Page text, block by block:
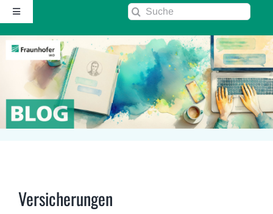
Zum
Inhalt
springen
Toggle
Navigation
Startseite
Über diesen Blog
Kontakt
RSS
Suche
Versicherungen